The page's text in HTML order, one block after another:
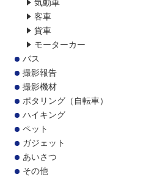
客車
貨車
モーターカー
バス
撮影報告
撮影機材
ポタリング（自転車）
ハイキング
ペット
ガジェット
あいさつ
その他